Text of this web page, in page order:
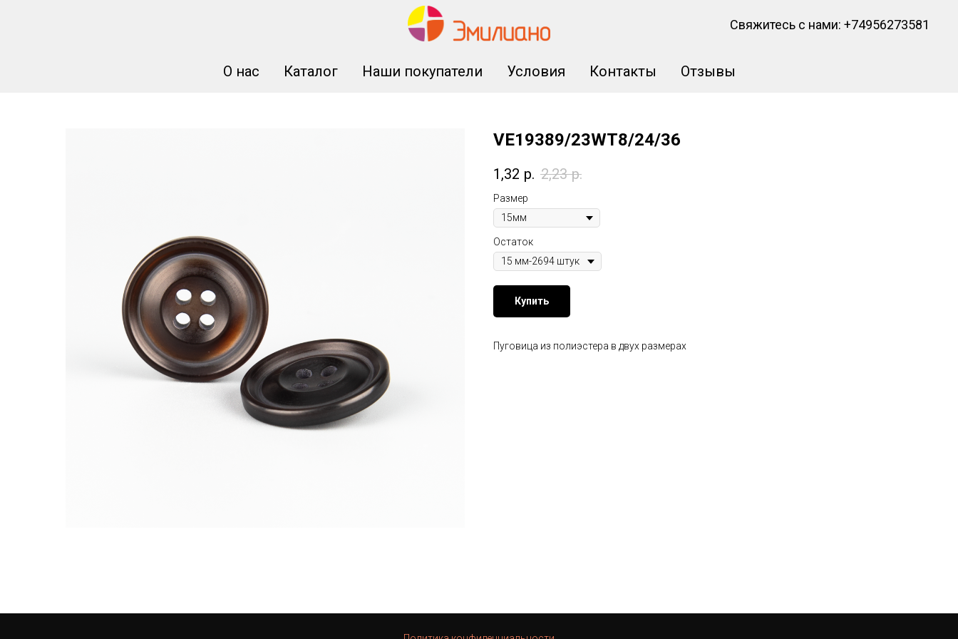
Свяжитесь с нами: +74956273581
О нас Каталог Наши покупатели Условия Контакты Отзывы
VE19389/23WT8/24/36
1,32 р. 2,23 р.
Размер
Остаток
Купить
Пуговица из полиэстера в двух размерах